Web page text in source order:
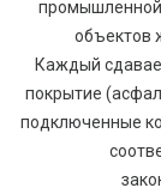
промышленной
объектов
Каждый
покрытие
подключенные